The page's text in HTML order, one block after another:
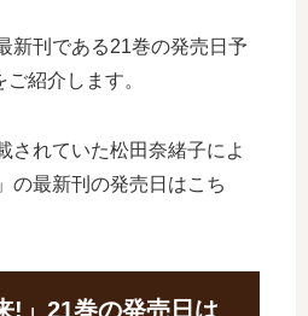
新刊である21巻の発売日予
紹介します。
されていた松田奈緒子によ
の最新刊の発売日はこち
!」21巻の発売日は